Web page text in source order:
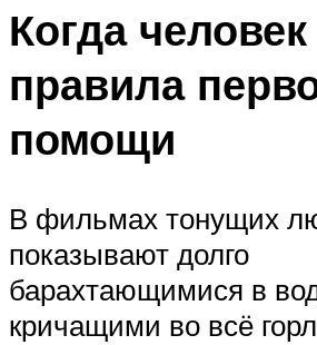
Когда человек
правила
помощи
В фильмах тонущих
показывают долго
барахтающимися в
кричащими во всё